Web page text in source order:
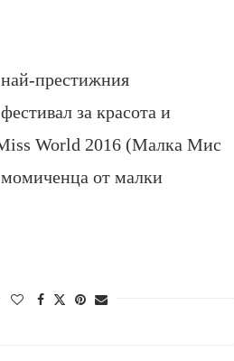
престижния
за красота и
World 2016 (Малка Мис
от малки